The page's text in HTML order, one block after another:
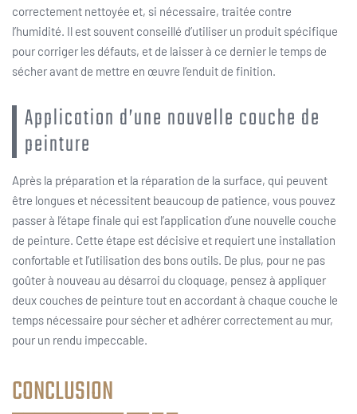
correctement nettoyée et, si nécessaire, traitée contre
l’humidité. Il est souvent conseillé d’utiliser un produit spécifique
pour corriger les défauts, et de laisser à ce dernier le temps de
sécher avant de mettre en œuvre l’enduit de finition.
Application d’une nouvelle couche de
peinture
Après la préparation et la réparation de la surface, qui peuvent
être longues et nécessitent beaucoup de patience, vous pouvez
passer à l’étape finale qui est l’application d’une nouvelle couche
de peinture. Cette étape est décisive et requiert une installation
confortable et l’utilisation des bons outils. De plus, pour ne pas
goûter à nouveau au désarroi du cloquage, pensez à appliquer
deux couches de peinture tout en accordant à chaque couche le
temps nécessaire pour sécher et adhérer correctement au mur,
pour un rendu impeccable.
CONCLUSION